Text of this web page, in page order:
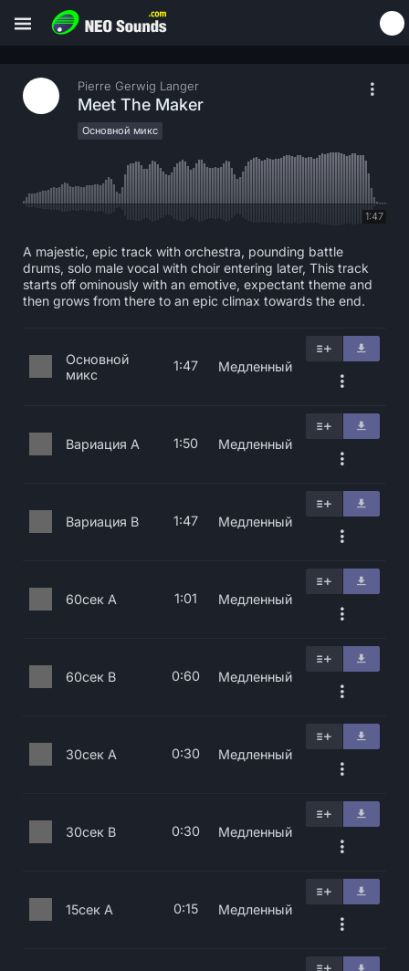
Pierre Gerwig Langer
Meet The Maker
Основной микс
1:47
A majestic, epic track with orchestra, pounding battle
drums, solo male vocal with choir entering later, This track
starts off ominously with an emotive, expectant theme and
then grows from there to an epic climax towards the end.
Основной
микс
1:47 Медленный
Вариация A 1:50 Медленный
Вариация B 1:47 Медленный
60сек A 1:01 Медленный
60сек B 0:60 Медленный
30сек A 0:30 Медленный
30сек B 0:30 Медленный
15сек A 0:15 Медленный